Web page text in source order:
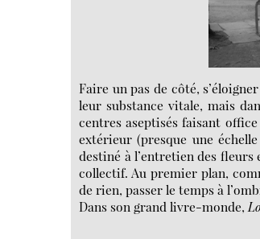
Faire un pas de côté,
leur substance vitale, mais
centres aseptisés faisant
extérieur (presque une
destiné à l’entretien des
collectif. Au premier plan,
de rien, passer le temps à
Dans son grand livre-monde,